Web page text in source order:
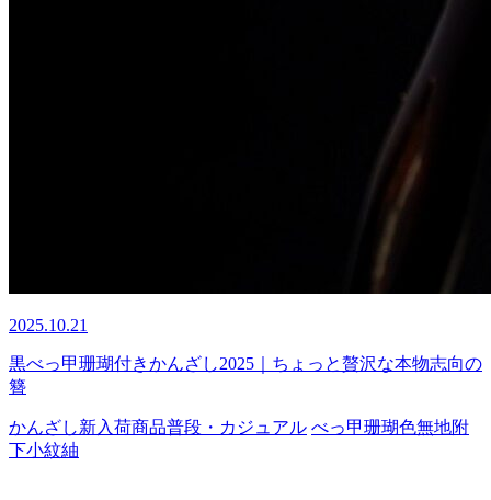
2025.10.21
黒べっ甲珊瑚付きかんざし2025｜ちょっと贅沢な本物志向の
簪
かんざし新入荷商品普段・カジュアル べっ甲珊瑚色無地附
下小紋紬